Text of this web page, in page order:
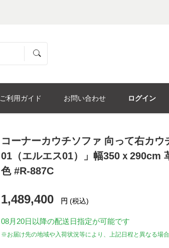
ご利用ガイド お問い合わせ ログイン
コーナーカウチソファ 向って右カウ
01（エルエス01）」幅350ｘ290cm
色 #R-887C
1,489,400 円 (税込)
08月20日 以降の配送日指定が可能です
※お届け先の地域や入荷状況等により、上記日程と異なる場